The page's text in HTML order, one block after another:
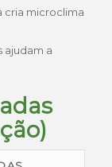
microclima
ajudam a